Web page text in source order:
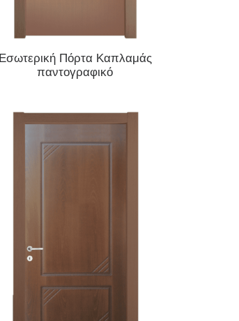
ΔΙΑΒΆΣΤΕ ΠΕΡΙΣΣΌΤΕΡΑ
Εσωτερική Πόρτα Καπλαμάς
παντογραφικό